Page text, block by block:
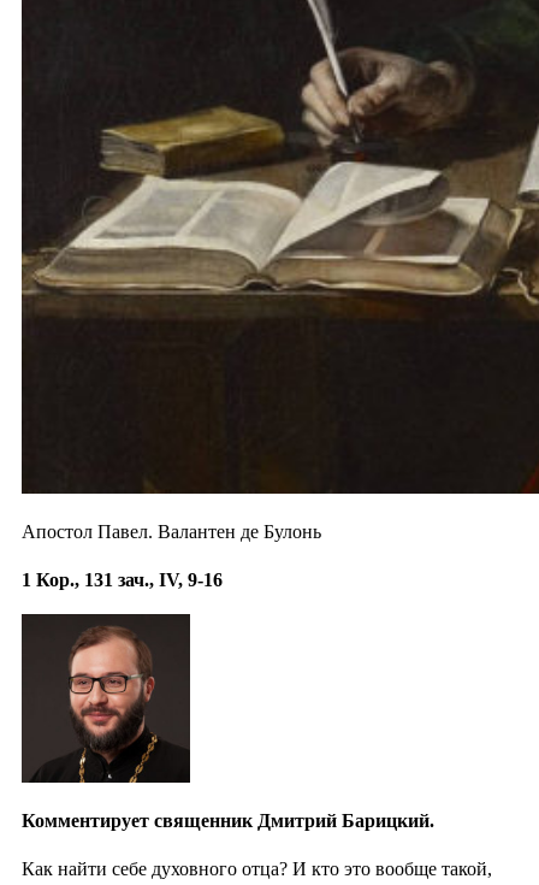
Апостол Павел. Валантен де Булонь
1 Кор., 131 зач., IV, 9-16
Комментирует священник Дмитрий Барицкий.
Как найти себе духовного отца? И кто это вообще такой,